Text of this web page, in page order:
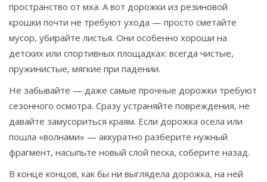
пространство от мха. А вот дорожки из резиновой
крошки почти не требуют ухода — просто сметайте
мусор, убирайте листья. Они особенно хороши на
детских или спортивных площадках: всегда чистые,
пружинистые, мягкие при падении.
Не забывайте — даже самые прочные дорожки требуют
сезонного осмотра. Сразу устраняйте повреждения, не
давайте замусориться краям. Если дорожка осела или
пошла «волнами» — аккуратно разберите нужный
фрагмент, насыпьте новый слой песка, соберите назад.
В конце концов, как бы ни выглядела дорожка, на ней